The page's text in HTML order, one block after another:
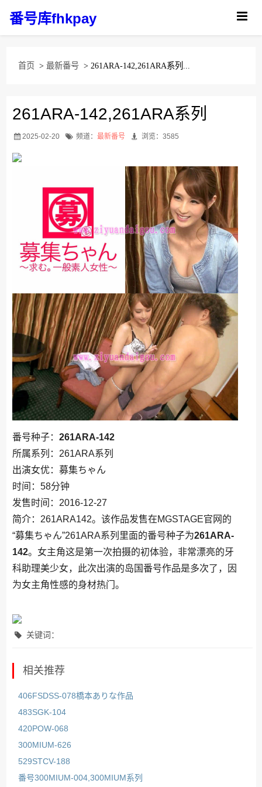
番号库fhkpay
首页 >最新番号 > 261ARA-142,261ARA系列...
261ARA-142,261ARA系列
2025-02-20 频道： 最新番号 浏览：3585
番号种子：261ARA-142
所属系列：261ARA系列
出演女优：募集ちゃん
时间：58分钟
发售时间：2016-12-27
简介：261ARA142。该作品发售在MGSTAGE官网的
“募集ちゃん”261ARA系列里面的番号种子为261ARA-
142。女主角这是第一次拍摄的初体验，非常漂亮的牙
科助理美少女，此次出演的岛国番号作品是多次了，因
为女主角性感的身材热门。
关键词：
相关推荐
406FSDSS-078橋本ありな作品
483SGK-104
420POW-068
300MIUM-626
529STCV-188
番号300MIUM-004,300MIUM系列